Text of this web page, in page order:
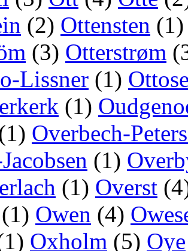
(2) Ottensten
(3) Otterstrøm
Lissner (1)
(1)
Overbech-
(1)
(1) Overst
(1) Owen (4)
Oxholm (5) Oye